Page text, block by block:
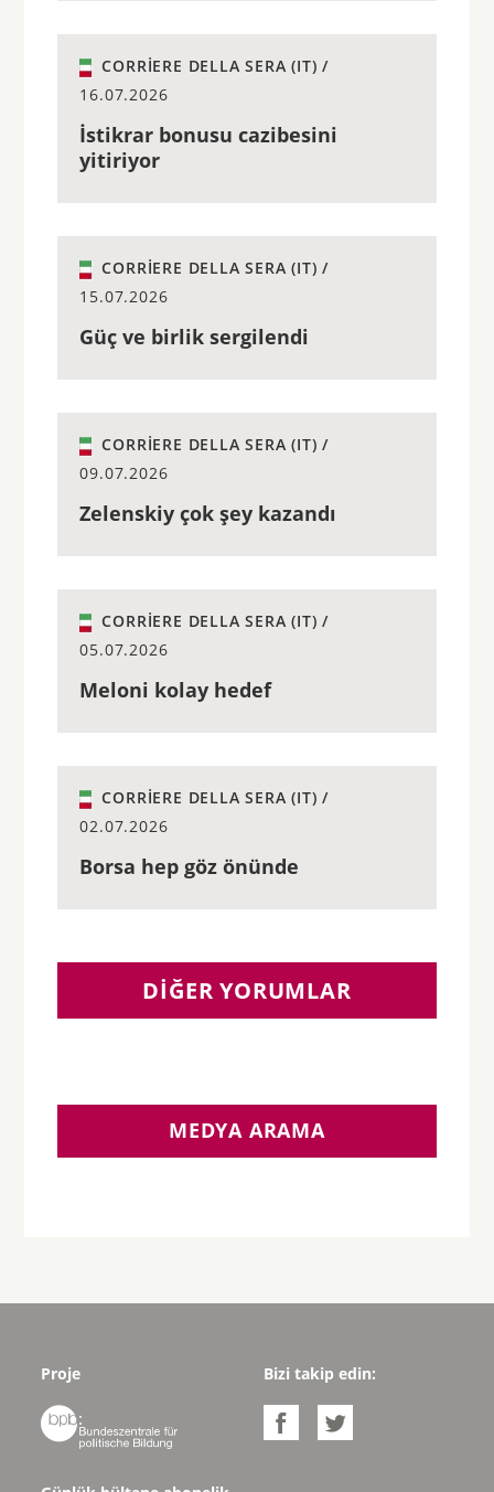
CORRIERE DELLA SERA (IT) /
16.07.2026
İstikrar bonusu cazibesini
yitiriyor
CORRIERE DELLA SERA (IT) /
15.07.2026
Güç ve birlik sergilendi
CORRIERE DELLA SERA (IT) /
09.07.2026
Zelenskiy çok şey kazandı
CORRIERE DELLA SERA (IT) /
05.07.2026
Meloni kolay hedef
CORRIERE DELLA SERA (IT) /
02.07.2026
Borsa hep göz önünde
DIĞER YORUMLAR
MEDYA ARAMA
Proje

Bizi takip edin:
 